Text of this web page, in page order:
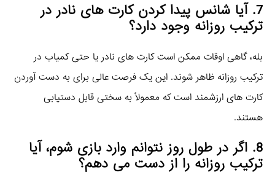
7. آیا شانس پیدا کردن کارت‌ های نادر در
ترکیب روزانه وجود دارد؟
بله، گاهی اوقات ممکن است کارت‌ های نادر یا حتی کمیاب در
ترکیب روزانه ظاهر شوند. این یک فرصت عالی برای به دست آوردن
کارت‌ های ارزشمند است که معمولاً به سختی قابل دستیابی
هستند.
8. اگر در طول روز نتوانم وارد بازی شوم، آیا
ترکیب روزانه را از دست می‌ دهم؟